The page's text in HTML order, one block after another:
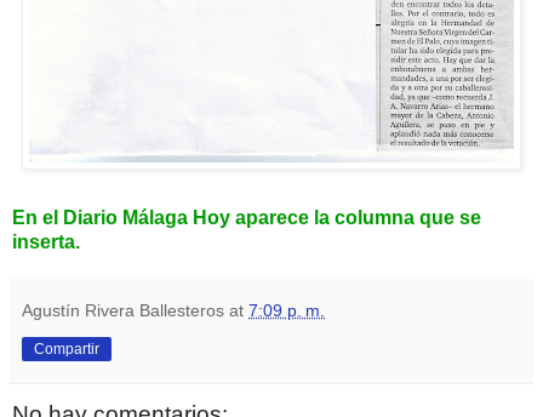
En el Diario Málaga Hoy aparece la columna que se
inserta.
Agustín Rivera Ballesteros at 7:09 p. m.
Compartir